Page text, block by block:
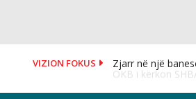
VIZION FOKUS OKB i kërkon